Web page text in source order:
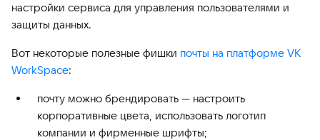
настройки сервиса для управления пользователями и
защиты данных.
Вот некоторые полезные фишки почты на платформе VK
WorkSpace:
почту можно брендировать — настроить
корпоративные цвета, использовать логотип
компании и фирменные шрифты;